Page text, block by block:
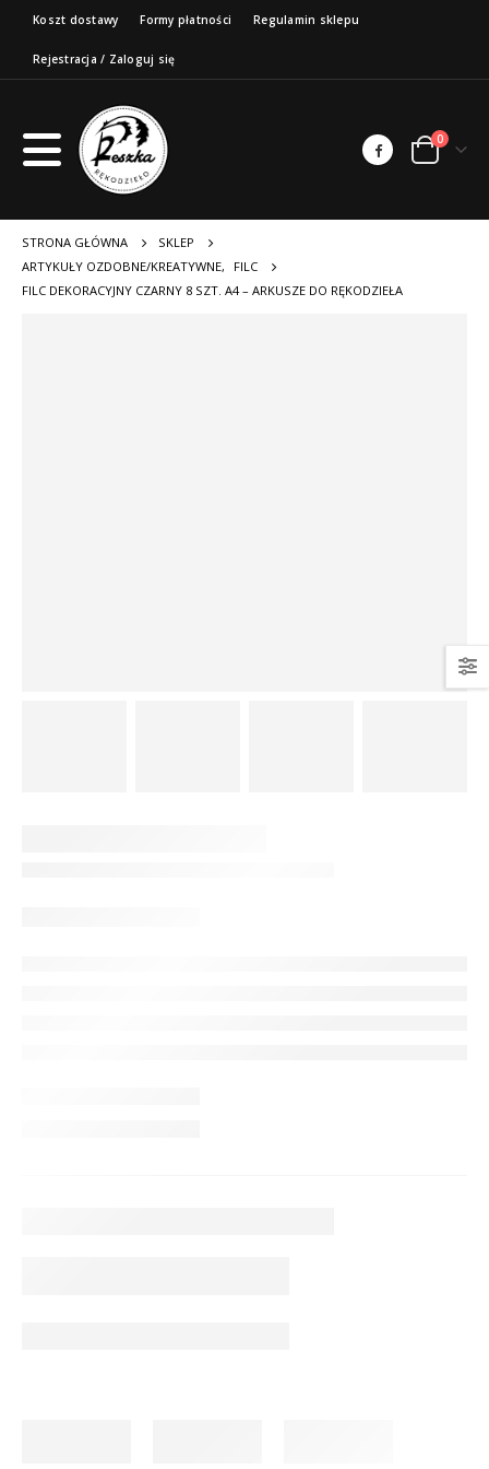
Koszt dostawy Formy płatności Regulamin sklepu
Rejestracja / Zaloguj się
0
STRONA GŁÓWNA
SKLEP
ARTYKUŁY OZDOBNE/KREATYWNE,
FILC
FILC DEKORACYJNY CZARNY 8 SZT. A4 – ARKUSZE DO RĘKODZIEŁA